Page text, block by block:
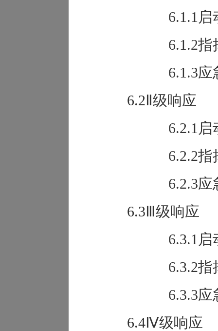
6.1.1
6.1.2指
6.1.3应
6.2Ⅱ级响应
6.2.1
6.2.2指
6.2.3应
6.3Ⅲ级响应
6.3.1
6.3.2指
6.3.3应
6.4Ⅳ级响应